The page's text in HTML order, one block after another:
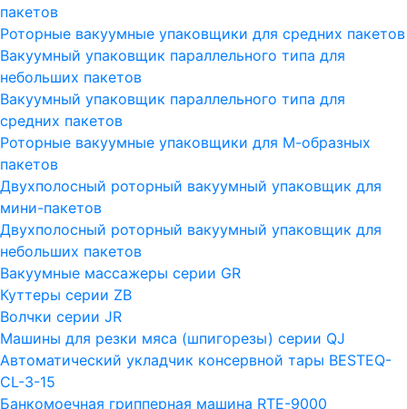
пакетов
Роторные вакуумные упаковщики для средних пакетов
Вакуумный упаковщик параллельного типа для
небольших пакетов
Вакуумный упаковщик параллельного типа для
средних пакетов
Роторные вакуумные упаковщики для М-образных
пакетов
Двухполосный роторный вакуумный упаковщик для
мини-пакетов
Двухполосный роторный вакуумный упаковщик для
небольших пакетов
Вакуумные массажеры серии GR
Куттеры серии ZB
Волчки серии JR
Машины для резки мяса (шпигорезы) серии QJ
Автоматический укладчик консервной тары BESTEQ-
CL-3-15
Банкомоечная грипперная машина RTE-9000